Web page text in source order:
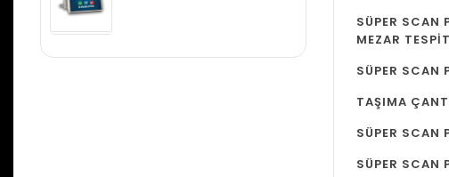
SÜPER SCAN
MEZAR
SÜPER SCAN
TAŞIMA
SÜPER SCAN
SÜPER SCAN